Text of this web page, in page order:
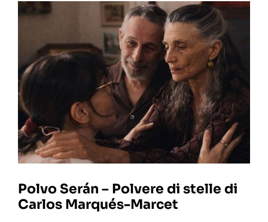
Polvo Serán – Polvere di stelle di
Carlos Marqués-Marcet